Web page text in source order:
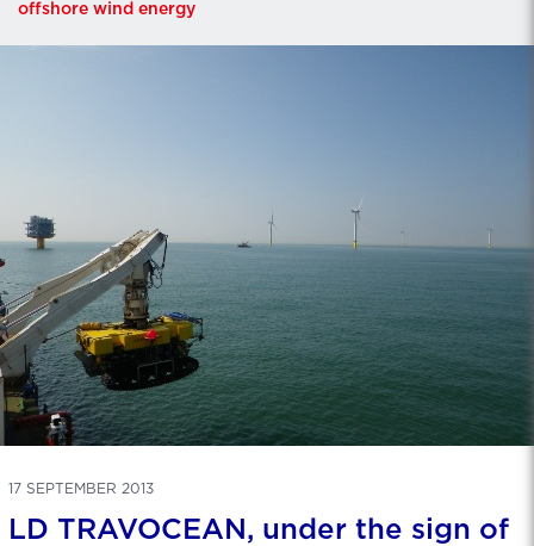
offshore wind energy
17 SEPTEMBER 2013
LD TRAVOCEAN, under the sign of